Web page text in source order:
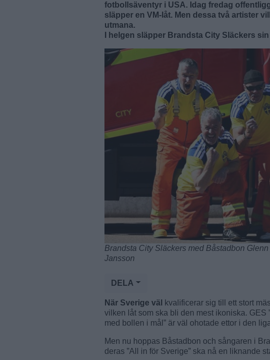
fotbollsäventyr i USA. Idag fredag
släpper en VM-låt. Men dessa två artister
utmana.
I helgen släpper Brandsta City Släckers
Brandsta City Släckers med Båstadbon
Jansson
DELA
När Sverige väl kvalificerar sig till ett stort
vilken låt som ska bli den mest ikoniska. GES
med bollen i mål” är väl ohotade ettor i den
Men nu hoppas Båstadbon och sångaren i
deras ”All in för Sverige” ska nå en liknande